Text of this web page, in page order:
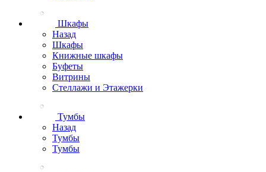
Шкафы
Назад
Шкафы
Книжные шкафы
Буфеты
Витрины
Стеллажи и Этажерки
Тумбы
Назад
Тумбы
Тумбы